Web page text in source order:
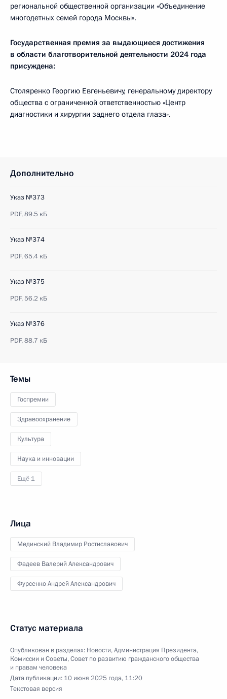
региональной общественной организации «Объединение
многодетных семей города Москвы».
Государственная премия за выдающиеся достижения
в области благотворительной деятельности 2024 года
присуждена:
Столяренко Георгию Евгеньевичу, генеральному директору
общества с ограниченной ответственностью «Центр
диагностики и хирургии заднего отдела глаза».
Дополнительно
Указ №373
PDF,89.5 кБ
Указ №374
PDF,65.4 кБ
Указ №375
PDF,56.2 кБ
Указ №376
PDF,88.7 кБ
Темы
Госпремии
Здравоохранение
Культура
Наука и инновации
Ещё 1
Лица
Мединский Владимир Ростиславович
Фадеев Валерий Александрович
Фурсенко Андрей Александрович
Статус материала
Опубликован в разделах: Новости,Администрация Президента,
Комиссии и Советы,Совет по развитию гражданского общества
и правам человека
Дата публикации: 10 июня 2025 года, 11:20
Текстовая версия